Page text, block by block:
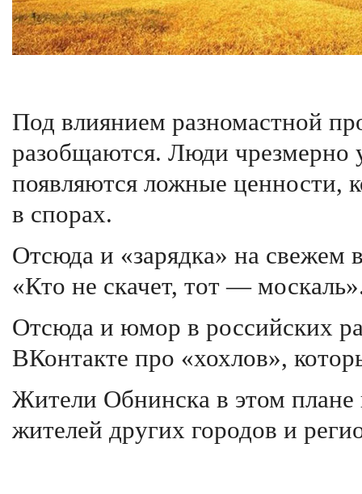
Под влиянием разномастной
разобщаются. Люди чрезмерно
появляются ложные ценности,
в спорах.
Отсюда и «зарядка» на свежем
«Кто не скачет, тот —
Отсюда и юмор в российских
ВКонтакте про «хохлов»,
Жители Обнинска в этом
жителей других городов и